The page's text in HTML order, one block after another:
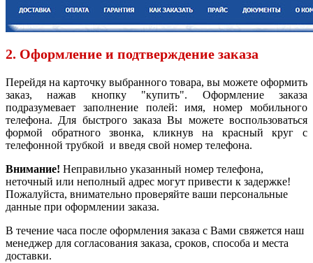
2. Оформление и подтверждение заказа
Перейдя на карточку выбранного товара, вы можете оформить
заказ, нажав кнопку "купить". Оформление заказа
подразумевает заполнение полей: имя, номер мобильного
телефона. Для быстрого заказа Вы можете воспользоваться
формой обратного звонка, кликнув на красный круг с
телефонной трубкой и введя свой номер телефона.
Внимание! Неправильно указанный номер телефона,
неточный или неполный адрес могут привести к задержке!
Пожалуйста, внимательно проверяйте ваши персональные
данные при оформлении заказа.
В течение часа после оформления заказа с Вами свяжется наш
менеджер для согласования заказа, сроков, способа и места
доставки.